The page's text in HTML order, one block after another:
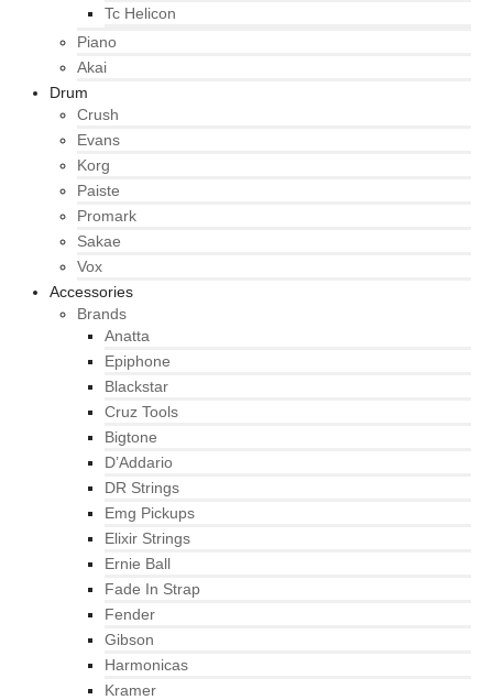
Tc Helicon
Piano
Akai
Drum
Crush
Evans
Korg
Paiste
Promark
Sakae
Vox
Accessories
Brands
Anatta
Epiphone
Blackstar
Cruz Tools
Bigtone
D’Addario
DR Strings
Emg Pickups
Elixir Strings
Ernie Ball
Fade In Strap
Fender
Gibson
Harmonicas
Kramer